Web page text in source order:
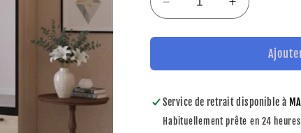
Réduire
la
quantité
Armoire
Chêne
3
Augmenter
la
quantité
Armoire
Chêne
3
Service de retrait disponible à
Habituellement prête en 24 heures